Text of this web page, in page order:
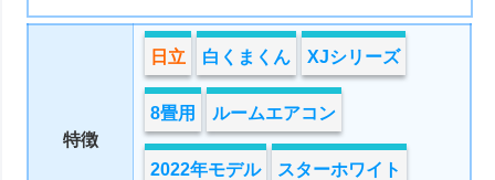
特徴
日立 白くまくん XJシリーズ
8畳用 ルームエアコン
2022年モデル スターホワイト